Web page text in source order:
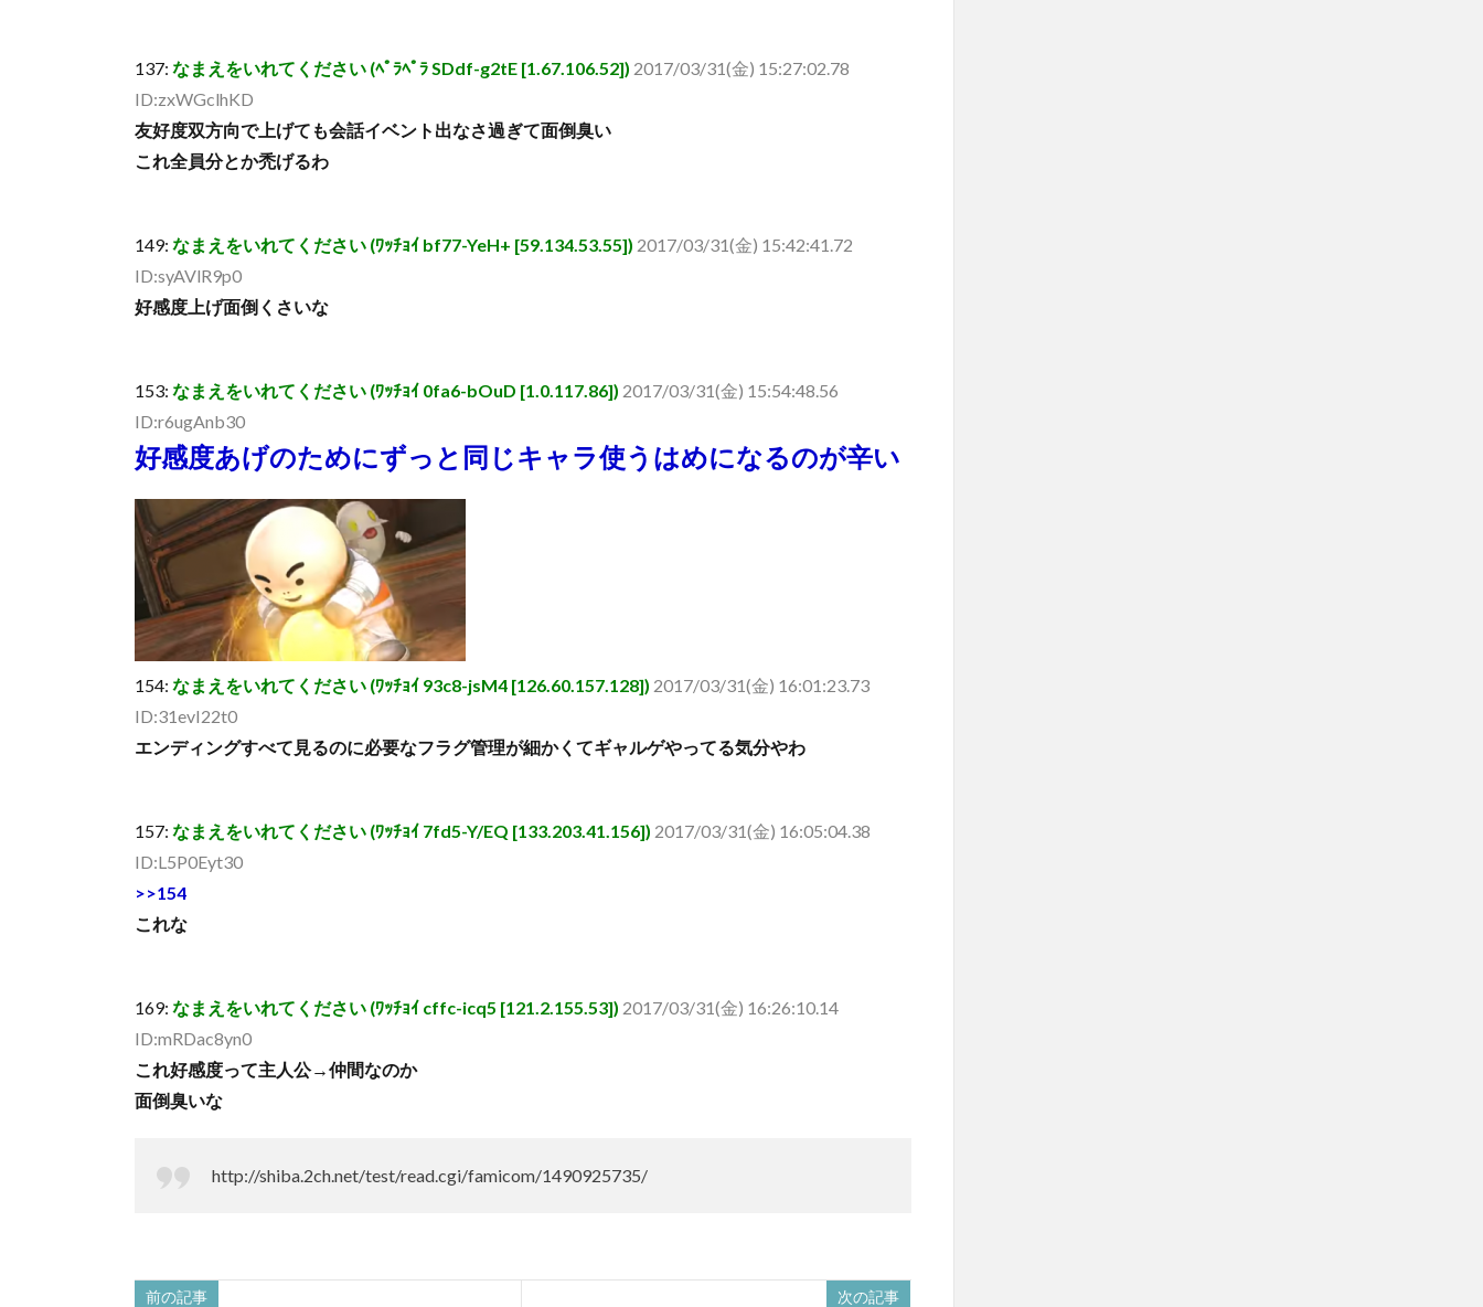
137: なまえをいれてください (ﾍﾟﾗﾍﾟﾗ SDdf-g2tE [1.67.106.52]) 2017/03/31(金) 15:27:02.78
ID:zxWGclhKD
友好度双方向で上げても会話イベント出なさ過ぎて面倒臭い
これ全員分とか禿げるわ
149: なまえをいれてください (ﾜｯﾁｮｲ bf77-YeH+ [59.134.53.55]) 2017/03/31(金) 15:42:41.72
ID:syAVlR9p0
好感度上げ面倒くさいな
153: なまえをいれてください (ﾜｯﾁｮｲ 0fa6-bOuD [1.0.117.86]) 2017/03/31(金) 15:54:48.56
ID:r6ugAnb30
好感度あげのためにずっと同じキャラ使うはめになるのが辛い
154: なまえをいれてください (ﾜｯﾁｮｲ 93c8-jsM4 [126.60.157.128]) 2017/03/31(金) 16:01:23.73
ID:31evI22t0
エンディングすべて見るのに必要なフラグ管理が細かくてギャルゲやってる気分やわ
157: なまえをいれてください (ﾜｯﾁｮｲ 7fd5-Y/EQ [133.203.41.156]) 2017/03/31(金) 16:05:04.38
ID:L5P0Eyt30
>>154
これな
169: なまえをいれてください (ﾜｯﾁｮｲ cffc-icq5 [121.2.155.53]) 2017/03/31(金) 16:26:10.14
ID:mRDac8yn0
これ好感度って主人公→仲間なのか
面倒臭いな
http://shiba.2ch.net/test/read.cgi/famicom/1490925735/
前の記事 次の記事